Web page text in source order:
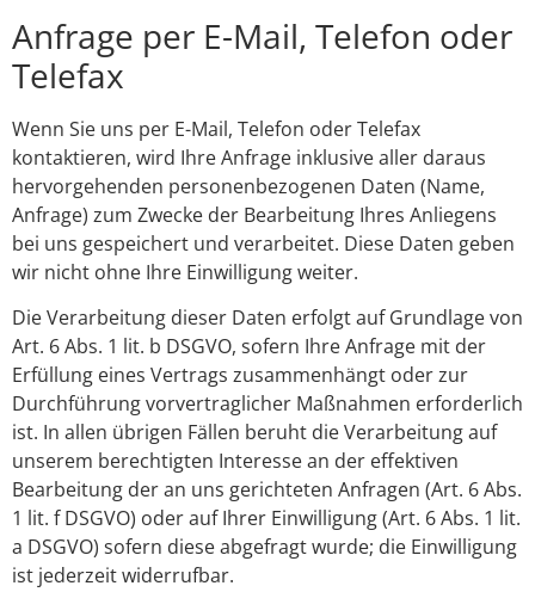
Anfrage per E-Mail, Telefon oder
Telefax
Wenn Sie uns per E-Mail, Telefon oder Telefax
kontaktieren, wird Ihre Anfrage inklusive aller daraus
hervorgehenden personenbezogenen Daten (Name,
Anfrage) zum Zwecke der Bearbeitung Ihres Anliegens
bei uns gespeichert und verarbeitet. Diese Daten geben
wir nicht ohne Ihre Einwilligung weiter.
Die Verarbeitung dieser Daten erfolgt auf Grundlage von
Art. 6 Abs. 1 lit. b DSGVO, sofern Ihre Anfrage mit der
Erfüllung eines Vertrags zusammenhängt oder zur
Durchführung vorvertraglicher Maßnahmen erforderlich
ist. In allen übrigen Fällen beruht die Verarbeitung auf
unserem berechtigten Interesse an der effektiven
Bearbeitung der an uns gerichteten Anfragen (Art. 6 Abs.
1 lit. f DSGVO) oder auf Ihrer Einwilligung (Art. 6 Abs. 1 lit.
a DSGVO) sofern diese abgefragt wurde; die Einwilligung
ist jederzeit widerrufbar.